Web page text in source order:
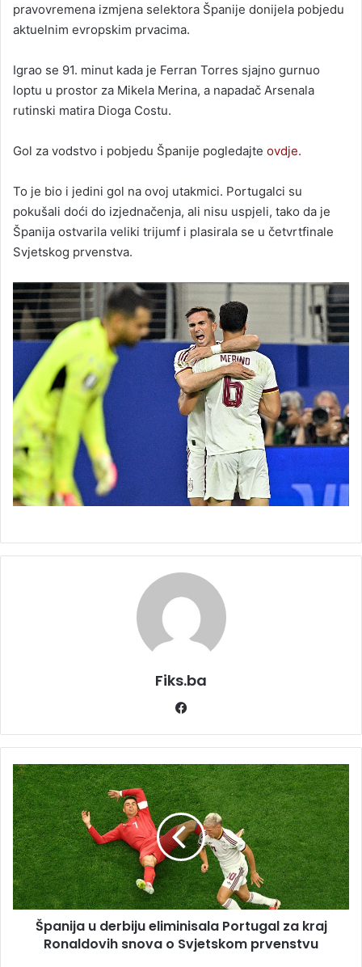
pravovremena izmjena selektora Španije donijela pobjedu
aktuelnim evropskim prvacima.
Igrao se 91. minut kada je Ferran Torres sjajno gurnuo
loptu u prostor za Mikela Merina, a napadač Arsenala
rutinski matira Dioga Costu.
Gol za vodstvo i pobjedu Španije pogledajte ovdje.
To je bio i jedini gol na ovoj utakmici. Portugalci su
pokušali doći do izjednačenja, ali nisu uspjeli, tako da je
Španija ostvarila veliki trijumf i plasirala se u četvrtfinale
Svjetskog prvenstva.
Fiks.ba
Španija
u
derbiju
eliminisala
Portugal
za
kraj
Ronaldovih
snova
Svjetskom
Španija u derbiju eliminisala Portugal za kraj
Ronaldovih snova o Svjetskom prvenstvu